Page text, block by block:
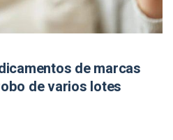
de marcas
de varios lotes